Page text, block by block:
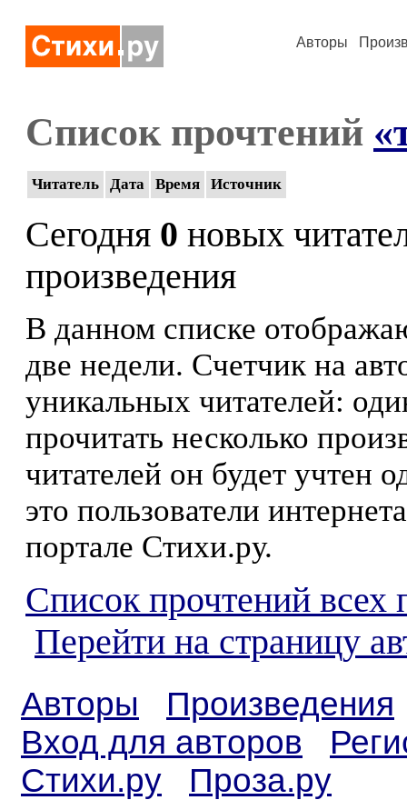
Авторы
Список прочтений
Читатель Дата Время Источник
Сегодня 0 новых
произведения
В данном списке
две недели. Счетчик на
уникальных читателей:
прочитать несколько
читателей он будет учтен
это пользователи
портале Стихи.ру.
Список прочтений всех
Перейти на страницу
Авторы
Произведения
Вход для авторов
Стихи.ру
Проза.ру